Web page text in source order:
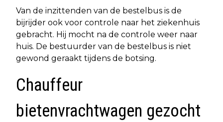
Van de inzittenden van de bestelbus is de
bijrijder ook voor controle naar het ziekenhuis
gebracht. Hij mocht na de controle weer naar
huis. De bestuurder van de bestelbus is niet
gewond geraakt tijdens de botsing.
Chauffeur
bietenvrachtwagen gezocht